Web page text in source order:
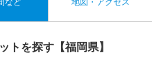
トを探す【福岡県】